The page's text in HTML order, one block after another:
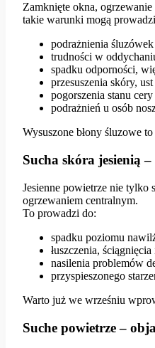
Zamknięte okna,
takie warunki mogą
podrażnienia śluzówek
trudności w
spadku odporności,
przesuszenia skóry,
pogorszenia stanu
podrażnień u osób
Wysuszone błony śluzowe
Sucha skóra jesienią
Jesienne powietrze nie tylko
ogrzewaniem centralnym.
To prowadzi do:
spadku poziomu
łuszczenia,
nasilenia problemów
przyspieszonego
Warto już we wrześniu
Suche powietrze –